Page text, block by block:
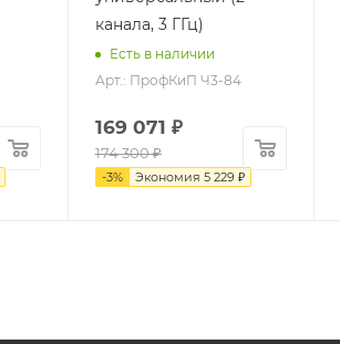
канала, 3 ГГц)
Есть в наличии
Арт.: ПрофКиП Ч3-84
169 071 ₽
174 300₽
-3% Экономия 5 229 ₽